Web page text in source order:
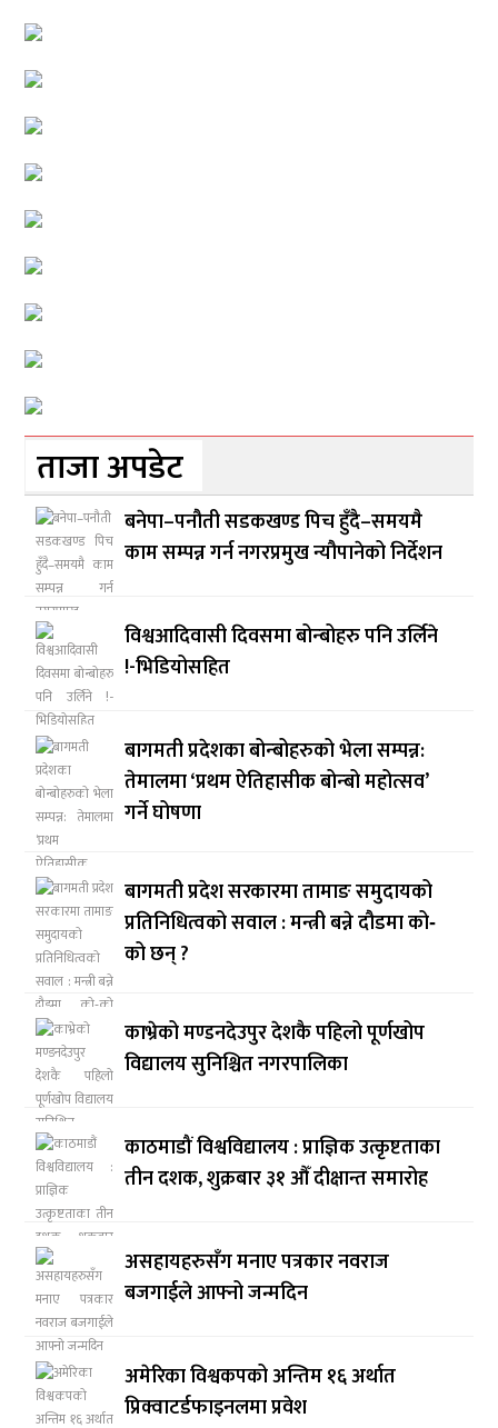
ताजा अपडेट
बनेपा–पनौती सडकखण्ड पिच हुँदै–समयमै
काम सम्पन्न गर्न नगरप्रमुख न्यौपानेको निर्देशन
विश्वआदिवासी दिवसमा बोन्बोहरु पनि उर्लिने
!-भिडियोसहित
बागमती प्रदेशका बोन्बोहरुको भेला सम्पन्न:
तेमालमा ‘प्रथम ऐतिहासीक बोन्बो महोत्सव’
गर्ने घोषणा
बागमती प्रदेश सरकारमा तामाङ समुदायको
प्रतिनिधित्वको सवाल : मन्त्री बन्ने दौडमा को‐
को छन् ?
काभ्रेको मण्डनदेउपुर देशकै पहिलो पूर्णखोप
विद्यालय सुनिश्चित नगरपालिका
काठमाडौं विश्वविद्यालय : प्राज्ञिक उत्कृष्टताका
तीन दशक, शुक्रबार ३१ औँ दीक्षान्त समारोह
असहायहरुसँग मनाए पत्रकार नवराज
बजगाईले आफ्नो जन्मदिन
अमेरिका विश्वकपको अन्तिम १६ अर्थात
प्रिक्वाटर्डफाइनलमा प्रवेश